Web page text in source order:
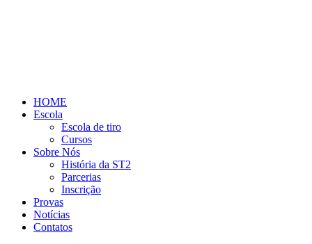
HOME
Escola
Escola de tiro
Cursos
Sobre Nós
História da ST2
Parcerias
Inscrição
Provas
Notícias
Contatos